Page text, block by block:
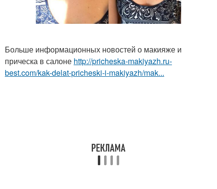
Больше информационных новостей о макияже и
прическа в салоне http://pricheska-makiyazh.ru-
best.com/kak-delat-pricheski-i-makiyazh/mak...